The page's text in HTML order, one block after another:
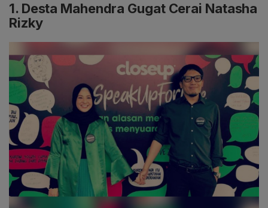
1. Desta Mahendra Gugat Cerai Natasha
Rizky